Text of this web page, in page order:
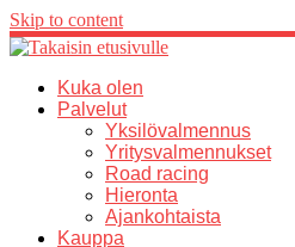
Skip to content
Kuka olen
Palvelut
Yksilövalmennus
Yritysvalmennukset
Road racing
Hieronta
Ajankohtaista
Kauppa